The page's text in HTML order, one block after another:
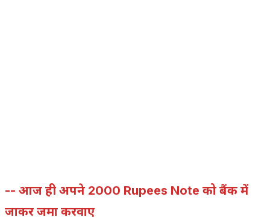
-- आज ही अपने 2000 Rupees Note को बैंक में
जाकर जमा करवाए